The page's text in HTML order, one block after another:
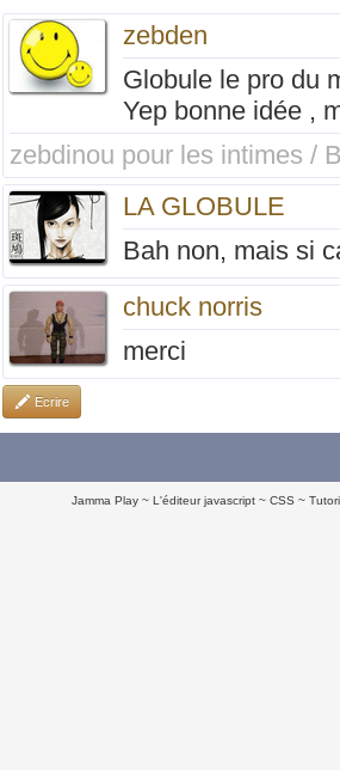
zebden
Globule le pro du
Yep bonne idée ,
zebdinou pour les intimes /
LA GLOBULE
Bah non, mais si
chuck norris
merci
Ecrire
Jamma Play L'éditeur javascript CSS